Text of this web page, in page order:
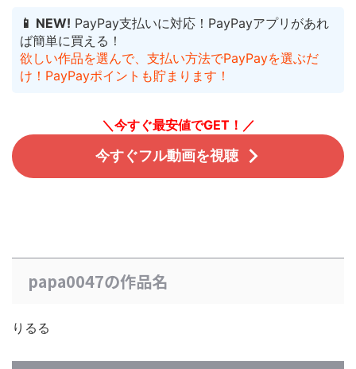
📱 NEW! PayPay支払いに対応！PayPayアプリがあれ
ば簡単に買える！
欲しい作品を選んで、支払い方法でPayPayを選ぶだ
け！PayPayポイントも貯まります！
＼今すぐ最安値でGET！／
今すぐフル動画を視聴
papa0047の作品名
りるる